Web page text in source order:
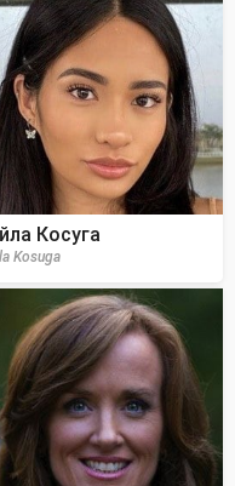
Косуга
Kosuga